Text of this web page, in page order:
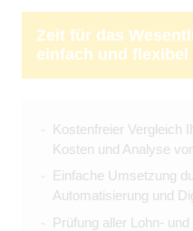
Zeit für das
einfach und flexibel
Kostenfreier Vergleich
Kosten und Analyse
Einfache Umsetzung
Automatisierung und
Prüfung aller Lohn-